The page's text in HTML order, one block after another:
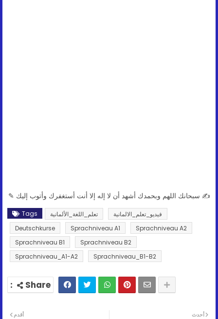
✍ سبحانك اللهم وبحمدك أشهد أن لا إله إلا أنت أستغفرك وأتوب إليك ✎
Tags تعلم_اللغة_الألمانية
فيديو_تعلم_الالمانية
Deutschkurse
Sprachniveau A1
Sprachniveau A2
Sprachniveau B1
Sprachniveau B2
Sprachniveau_A1-A2
Sprachniveau_B1-B2
أحدث أقدم